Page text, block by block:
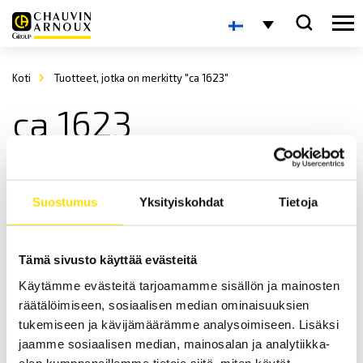
Suostumus Yksityiskohdat Tietoja
Tämä sivusto käyttää evästeitä
Käytämme evästeitä tarjoamamme sisällön ja mainosten
räätälöimiseen, sosiaalisen median ominaisuuksien
tukemiseen ja kävijämäärämme analysoimiseen. Lisäksi
jaamme sosiaalisen median, mainosalan ja analytiikka-
Koti Tuotteet, jotka on merkitty "ca 1623"
ca 1623
CA1621, CA1623 & CA1631 Kalibraattorit
mittauksiin.